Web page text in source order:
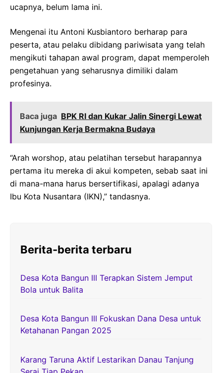
ucapnya, belum lama ini.
Mengenai itu Antoni Kusbiantoro berharap para
peserta, atau pelaku dibidang pariwisata yang telah
mengikuti tahapan awal program, dapat memperoleh
pengetahuan yang seharusnya dimiliki dalam
profesinya.
Baca juga BPK RI dan Kukar Jalin Sinergi Lewat
Kunjungan Kerja Bermakna Budaya
“Arah worshop, atau pelatihan tersebut harapannya
pertama itu mereka di akui kompeten, sebab saat ini
di mana-mana harus bersertifikasi, apalagi adanya
Ibu Kota Nusantara (IKN),” tandasnya.
Berita-berita terbaru
Desa Kota Bangun III Terapkan Sistem Jemput
Bola untuk Balita
Desa Kota Bangun III Fokuskan Dana Desa untuk
Ketahanan Pangan 2025
Karang Taruna Aktif Lestarikan Danau Tanjung